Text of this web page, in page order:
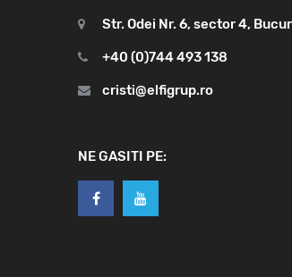
Str. Odei Nr. 6, sector 4,
+40 (0)744 493 138
cristi@elfigrup.ro
NE GASITI PE: